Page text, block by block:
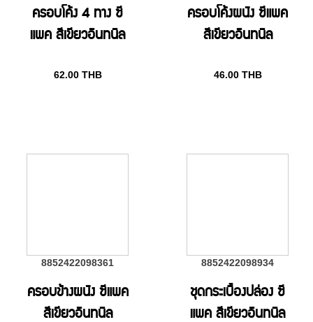
ครอบโค้ง 4 ทาง ซี
แพค สีเขียวอินทนิล
62.00 THB
ครอบโค้งผนัง ซีแพค
สีเขียวอินทนิล
46.00 THB
8852422098361
ครอบข้างผนัง ซีแพค
สีเขียวอินทนิล
8852422098934
ชุดกระเบื้องปล่อง ซี
แพค สีเขียวอินทนิล